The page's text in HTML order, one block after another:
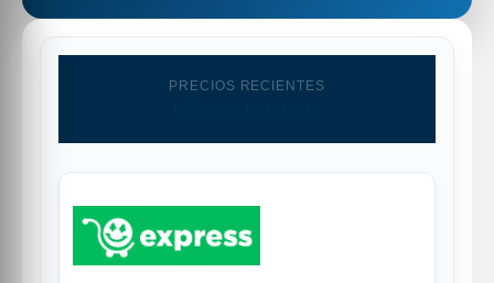
PRECIOS RECIENTES